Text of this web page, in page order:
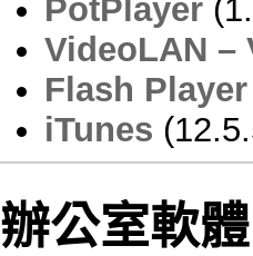
PotPlayer
VideoLAN –
Flash Player
iTunes
辦公室軟體